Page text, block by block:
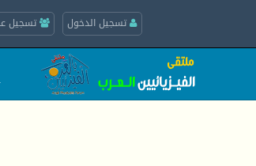
تسجيل الدخول تسجيل